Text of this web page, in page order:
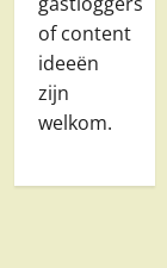
of content
ideeën
zijn
welkom.